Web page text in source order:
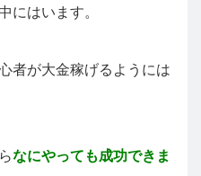
にはいます。
者が大金稼げるようには
なにやっても成功できま